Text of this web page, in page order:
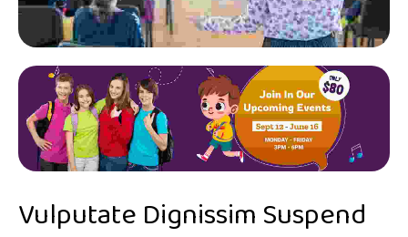
Vulputate Dignissim Suspend